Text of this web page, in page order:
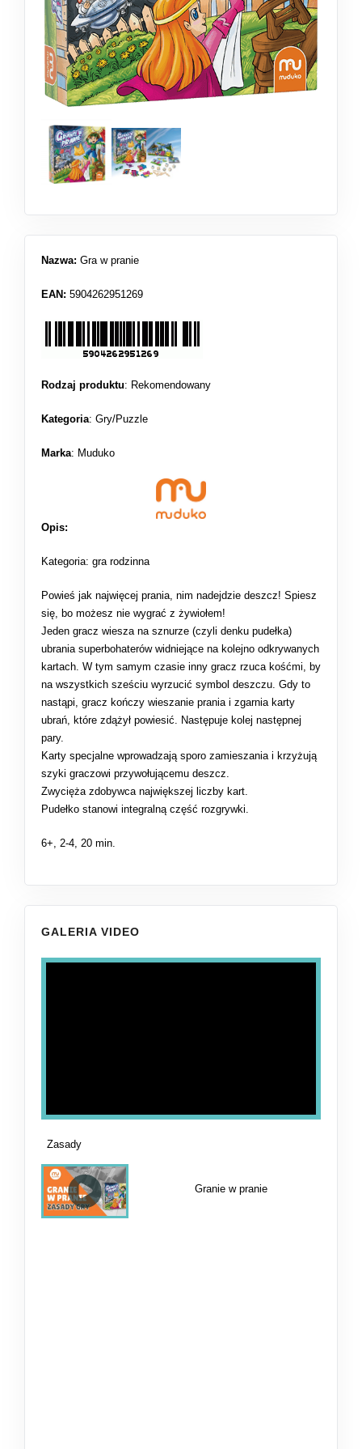
Nazwa: Gra w pranie
EAN: 5904262951269
Rodzaj produktu: Rekomendowany
Kategoria: Gry/Puzzle
Marka: Muduko
Opis:
Kategoria: gra rodzinna
Powieś jak najwięcej prania, nim nadejdzie deszcz! Spiesz
się, bo możesz nie wygrać z żywiołem!
Jeden gracz wiesza na sznurze (czyli denku pudełka)
ubrania superbohaterów widniejące na kolejno odkrywanych
kartach. W tym samym czasie inny gracz rzuca kośćmi, by
na wszystkich sześciu wyrzucić symbol deszczu. Gdy to
nastąpi, gracz kończy wieszanie prania i zgarnia karty
ubrań, które zdążył powiesić. Następuje kolej następnej
pary.
Karty specjalne wprowadzają sporo zamieszania i krzyżują
szyki graczowi przywołującemu deszcz.
Zwycięża zdobywca największej liczby kart.
Pudełko stanowi integralną część rozgrywki.
6+, 2-4, 20 min.
GALERIA VIDEO
Zasady
Granie w pranie